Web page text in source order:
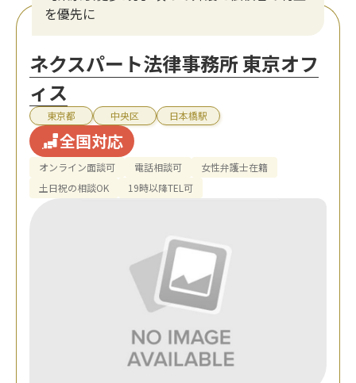
を優先に
ネクスパート法律事務所 東京オフ
ィス
東京都 中央区 日本橋駅
全国対応
オンライン面談可 電話相談可
女性弁護士在籍
土日祝の相談OK
19時以降TEL可